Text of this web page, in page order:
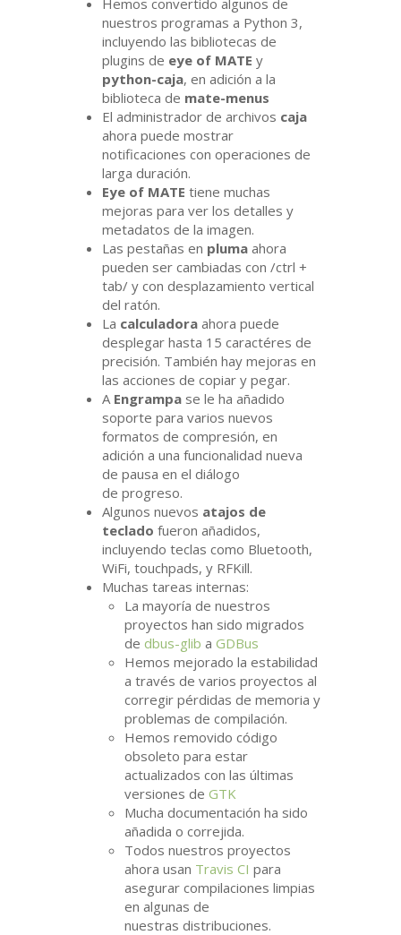
nuestros programas a Python 3,
incluyendo las bibliotecas de
plugins de eye of MATE y
python-caja, en adición a la
biblioteca de mate-menus
El administrador de archivos caja
ahora puede mostrar
notificaciones con operaciones de
larga duración.
Eye of MATE tiene muchas
mejoras para ver los detalles y
metadatos de la imagen.
Las pestañas en pluma ahora
pueden ser cambiadas con /ctrl +
tab/ y con desplazamiento vertical
del ratón.
La calculadora ahora puede
desplegar hasta 15 caractéres de
precisión. También hay mejoras en
las acciones de copiar y pegar.
A Engrampa se le ha añadido
soporte para varios nuevos
formatos de compresión, en
adición a una funcionalidad nueva
de pausa en el diálogo
de progreso.
Algunos nuevos atajos de
teclado fueron añadidos,
incluyendo teclas como Bluetooth,
WiFi, touchpads, y RFKill.
Muchas tareas internas:
La mayoría de nuestros
proyectos han sido migrados
de dbus-glib aGDBus
Hemos mejorado la estabilidad
a través de varios proyectos al
corregir pérdidas de memoria y
problemas de compilación.
Hemos removido código
obsoleto para estar
actualizados con las últimas
versiones deGTK
Mucha documentación ha sido
añadida o correjida.
Todos nuestros proyectos
ahora usan TravisCI para
asegurar compilaciones limpias
en algunas de
nuestras distribuciones.